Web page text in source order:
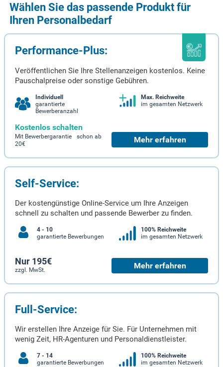
Wählen Sie das passende Produkt für
Ihren Personalbedarf
Performance-Plus:
Veröffentlichen Sie Ihre Stellenanzeigen kostenlos. Keine
Pauschalpreise oder sonstige Gebühren.
Individuell
garantierte
Bewerberanzahl
Max. Reichweite
im gesamten Netzwerk
Kostenlos schalten
Mit Bewerbergarantie schon ab
20€
Mehr erfahren
Self-Service:
Der kostengünstige Online-Service um Ihre Anzeigen
schnell zu schalten und passende Bewerber zu finden.
4 - 10
garantierte Bewerbungen
100% Reichweite
im gesamten Netzwerk
Nur 195€
zzgl. MwSt. Mehr erfahren
Full-Service:
Wir erstellen Ihre Anzeige für Sie. Für Unternehmen mit
wenig Zeit, HR-Agenturen und Personaldienstleister.
7 - 14
garantierte Bewerbungen
100% Reichweite
im gesamten Netzwerk